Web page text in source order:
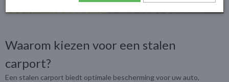
Waarom kiezen voor een stalen
carport?
Een stalen carport biedt optimale bescherming voor uw auto,
Boek hier online makkelijk uw vrijblijvende afspraak in!